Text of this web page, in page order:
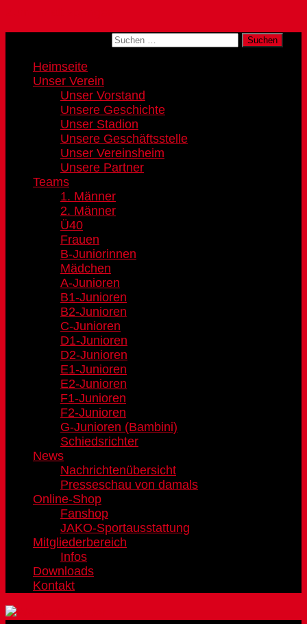
Heimseite
Unser Verein
Unser Vorstand
Unsere Geschichte
Unser Stadion
Unsere Geschäftsstelle
Unser Vereinsheim
Unsere Partner
Teams
1. Männer
2. Männer
Ü40
Frauen
B-Juniorinnen
Mädchen
A-Junioren
B1-Junioren
B2-Junioren
C-Junioren
D1-Junioren
D2-Junioren
E1-Junioren
E2-Junioren
F1-Junioren
F2-Junioren
G-Junioren (Bambini)
Schiedsrichter
News
Nachrichtenübersicht
Presseschau von damals
Online-Shop
Fanshop
JAKO-Sportausstattung
Mitgliederbereich
Infos
Downloads
Kontakt